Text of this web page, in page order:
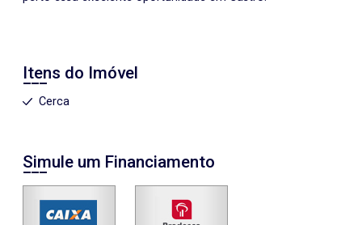
Itens do Imóvel
Cerca
Simule um Financiamento